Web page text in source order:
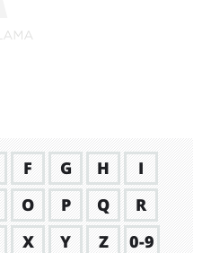
F G H
I
O P Q
R
X Y Z
0-9